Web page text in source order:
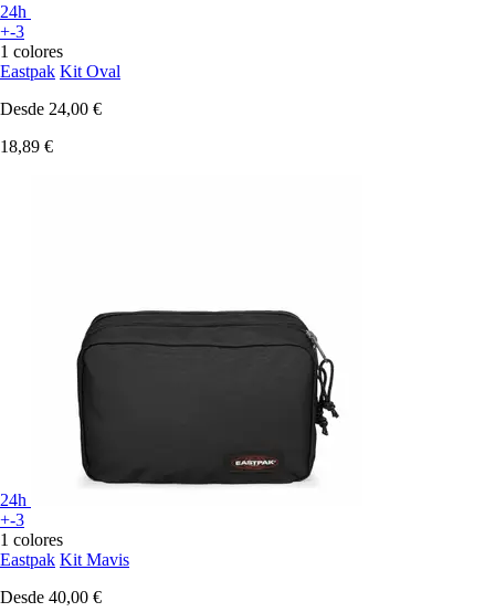
24h
+-3
1 colores
Eastpak Kit Oval
Desde 24,00 €
18,89 €
24h
+-3
1 colores
Eastpak Kit Mavis
Desde 40,00 €